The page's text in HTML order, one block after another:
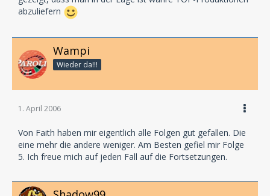
abzuliefern
Wampi
Wieder da!!!
1. April 2006
Von Faith haben mir eigentlich alle Folgen gut gefallen. Die
eine mehr die andere weniger. Am Besten gefiel mir Folge
5. Ich freue mich auf jeden Fall auf die Fortsetzungen.